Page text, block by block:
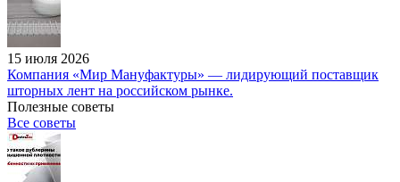
15 июля 2026
Компания «Мир Мануфактуры» — лидирующий поставщик
шторных лент на российском рынке.
Полезные советы
Все советы